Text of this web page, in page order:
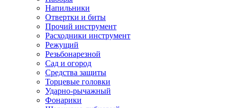
Напильники
Отвертки и биты
Прочий инструмент
Расходники инструмент
Режущий
Резьбонарезной
Сад и огород
Средства защиты
Торцевые головки
Ударно-рычажный
Фонарики